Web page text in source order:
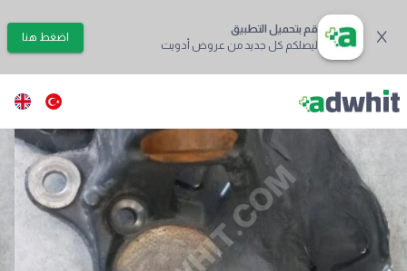
قم بتحميل التطبيق
ليصلكم كل جديد من عروض أدويت
اضغط هنا